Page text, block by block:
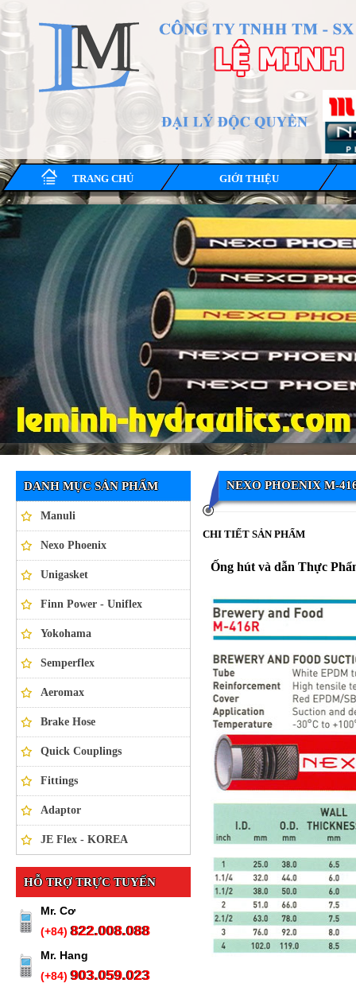
TRANG CHỦ GIỚI THIỆU
Ống thủy lực NEXO PHOENIX
DANH MỤC SẢN PHẨM
Manuli
Nexo Phoenix
Unigasket
Finn Power - Uniflex
Yokohama
Semperflex
Aeromax
Brake Hose
Quick Couplings
Fittings
Adaptor
JE Flex - KOREA
HỖ TRỢ TRỰC TUYẾN
Mr. Cơ
(+84)822.008.088
Mr. Hang
(+84)903.059.023
NEXO PHOENIX M-
CHI TIẾT SẢN PHẨM
Ống hút và dẫn Thực